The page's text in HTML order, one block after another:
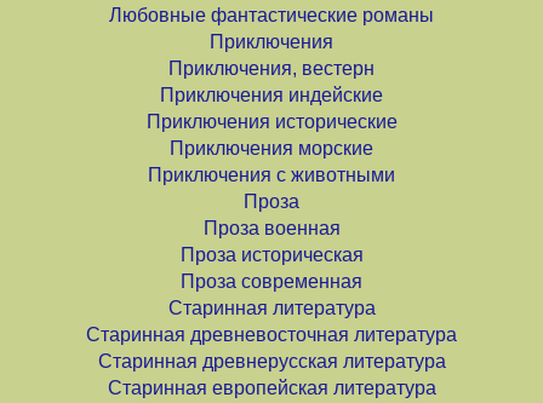
Любовные фантастические романы
Приключения
Приключения, вестерн
Приключения индейские
Приключения исторические
Приключения морские
Приключения с животными
Проза
Проза военная
Проза историческая
Проза современная
Старинная литература
Старинная древневосточная литература
Старинная древнерусская литература
Старинная европейская литература